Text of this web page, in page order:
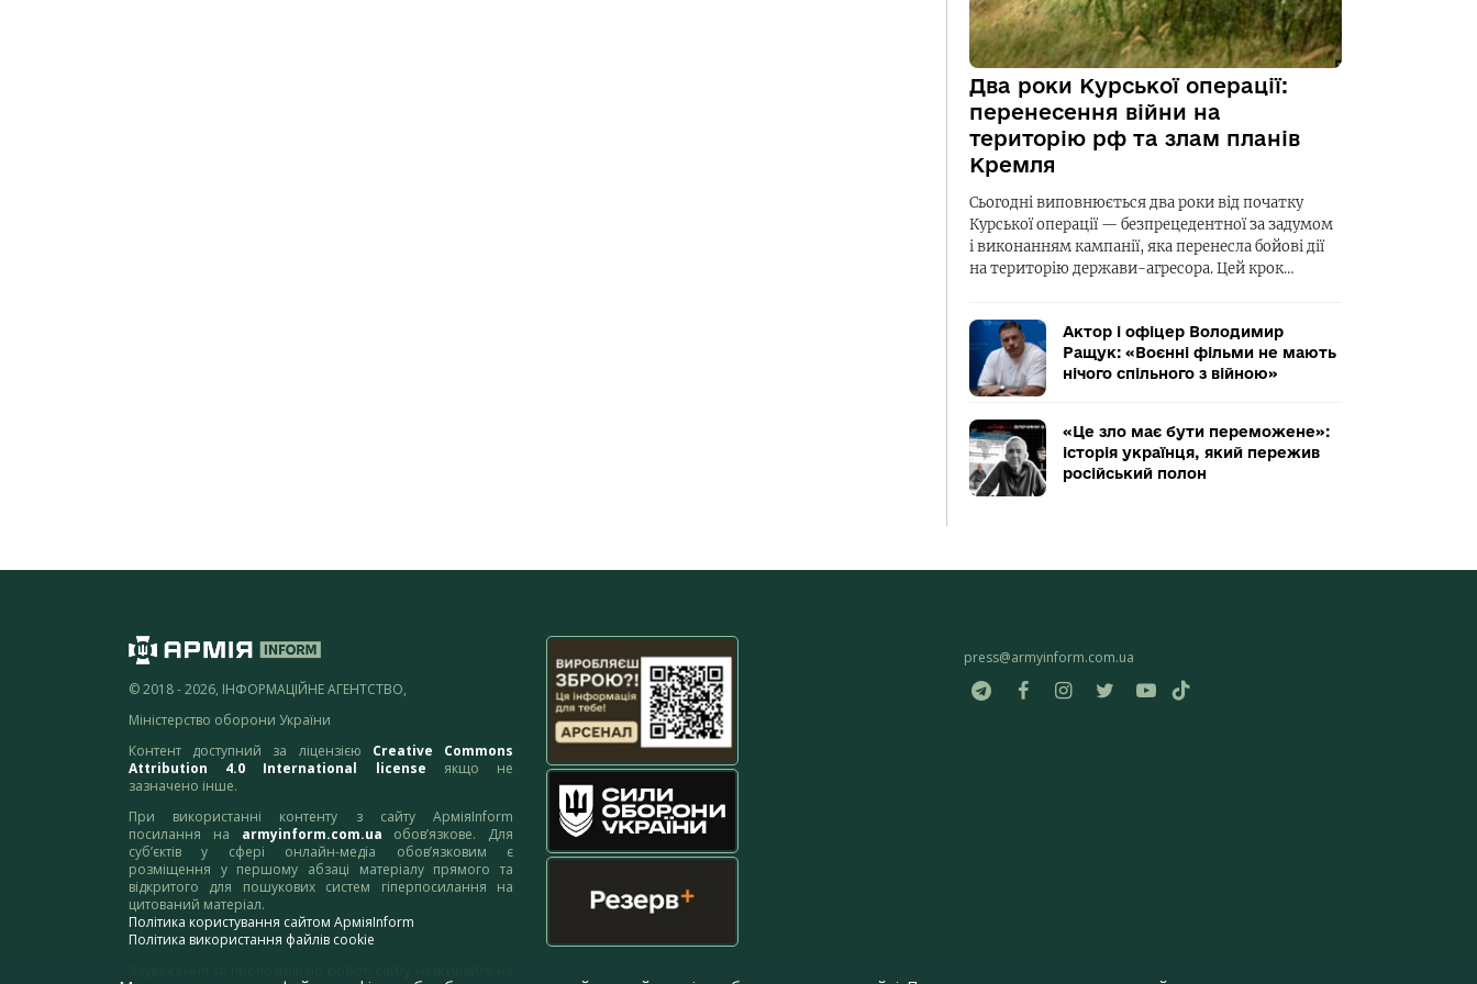
Два роки Курської операції:
перенесення війни на
територію рф та злам планів
Кремля
Сьогодні виповнюється два роки від початку
Курської операції — безпрецедентної за задумом
і виконанням кампанії, яка перенесла бойові дії
на територію держави-агресора. Цей крок…
Актор і офіцер Володимир
Ращук: «Воєнні фільми не мають
нічого спільного з війною»
«Це зло має бути переможене»:
історія українця, який пережив
російський полон
© 2018 - 2026, ІНФОРМАЦІЙНЕ АГЕНТСТВО,
Міністерство оборони України
Контент доступний за ліцензією Creative Commons
Attribution 4.0 International license якщо не
зазначено інше.
При використанні контенту з сайту АрміяInform
посилання на armyinform.com.ua обов’язкове. Для
суб’єктів у сфері онлайн-медіа обов’язковим є
розміщення у першому абзаці матеріалу прямого та
відкритого для пошукових систем гіперпосилання на
цитований матеріал.
Політика користування сайтом АрміяInform
Політика використання файлів cookie
press@armyinform.com.ua